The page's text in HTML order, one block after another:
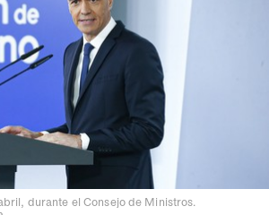
durante el Consejo de Ministros.